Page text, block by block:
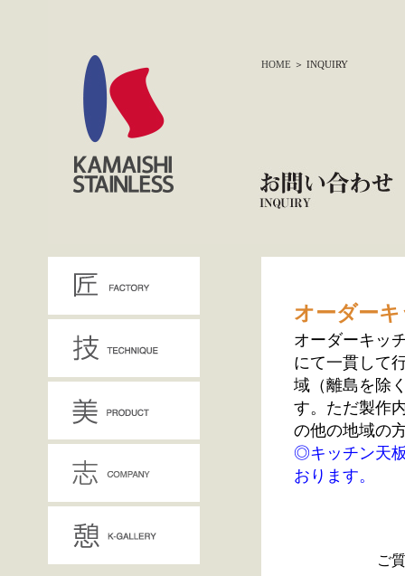
HOME ＞ INQUIRY
オーダー
オーダーキッ
にて一貫して
域（離島を除
す。ただ製作
の他の地域の
◎キッチン天
おります。
ご